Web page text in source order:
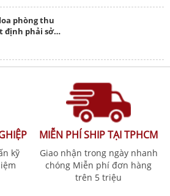
phòng thu
định phải sở…
kỹ
MIỄN PHÍ SHIP TẠI TPHCM
Giao nhận trong ngày nhanh
chóng Miễn phí đơn hàng
trên 5 triệu